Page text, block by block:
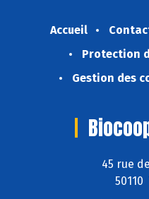
Accueil
Protection
Gestion des
45 rue